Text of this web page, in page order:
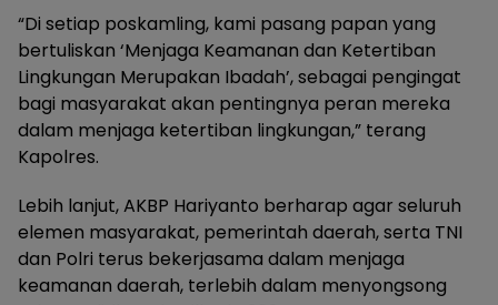
“Di setiap poskamling, kami pasang papan yang
bertuliskan ‘Menjaga Keamanan dan Ketertiban
Lingkungan Merupakan Ibadah’, sebagai pengingat
bagi masyarakat akan pentingnya peran mereka
dalam menjaga ketertiban lingkungan,” terang
Kapolres.
Lebih lanjut, AKBP Hariyanto berharap agar seluruh
elemen masyarakat, pemerintah daerah, serta TNI
dan Polri terus bekerjasama dalam menjaga
keamanan daerah, terlebih dalam menyongsong